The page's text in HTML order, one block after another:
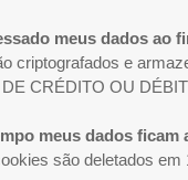
meus dados ao
criptografados e
CRÉDITO OU
meus dados ficam
são deletados